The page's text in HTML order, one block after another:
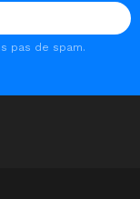
pas de spam.